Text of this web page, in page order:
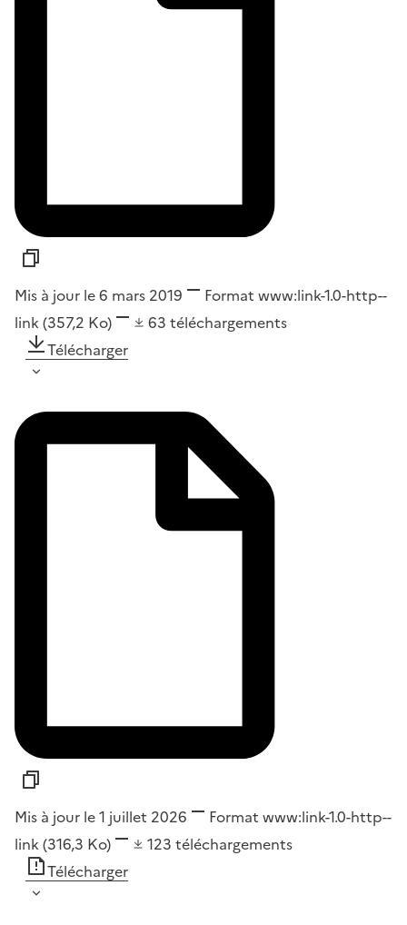
Mis à jour le 6 mars 2019 Format www:link-1.0-http--
link (357,2 Ko) 63 téléchargements
Télécharger
Mis à jour le 1 juillet 2026 Format www:link-1.0-http--
link (316,3 Ko) 123 téléchargements
Télécharger